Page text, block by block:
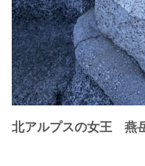
北アルプスの女王 燕